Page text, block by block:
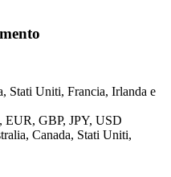
Stati Uniti, Francia, Irlanda e
GBP, JPY, USD
Canada, Stati Uniti,